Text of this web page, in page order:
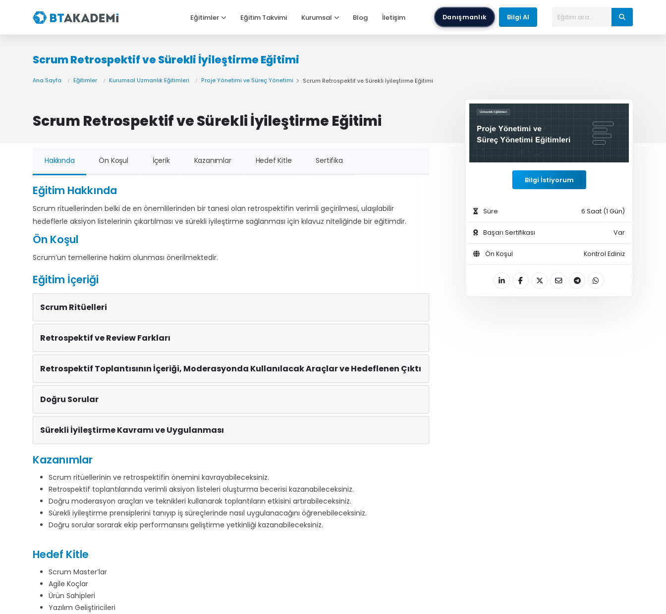
Eğitimler Eğitim Takvimi Kurumsal Blog İletişim Danışmanlık Bilgi Al
Scrum Retrospektif ve Sürekli İyileştirme Eğitimi
Ana Sayfa Eğitimler Kurumsal Uzmanlık Eğitimleri Proje Yönetimi ve Süreç Yönetimi Scrum Retrospektif ve Sürekli İyileştirme Eğitimi
Scrum Retrospektif ve Sürekli İyileştirme Eğitimi
Hakkında Ön Koşul İçerik Kazanımlar Hedef Kitle Sertifika
Eğitim Hakkında
Scrum rituellerinden belki de en önemlilerinden bir tanesi olan retrospektifin verimli geçirilmesi, ulaşılabilir
hedeflerle aksiyon listelerinin çıkartılması ve sürekli iyileştirme sağlanması için kılavuz niteliğinde bir eğitimdir.
Ön Koşul
Scrum’un temellerine hakim olunması önerilmektedir.
Eğitim İçeriği
Scrum Ritüelleri
Retrospektif ve Review Farkları
Retrospektif Toplantısının İçeriği, Moderasyonda Kullanılacak Araçlar ve Hedeflenen Çıktı
Doğru Sorular
Sürekli İyileştirme Kavramı ve Uygulanması
Kazanımlar
Scrum ritüellerinin ve retrospektifin önemini kavrayabileceksiniz.
Retrospektif toplantılarında verimli aksiyon listeleri oluşturma becerisi kazanabileceksiniz.
Doğru moderasyon araçları ve teknikleri kullanarak toplantıların etkisini artırabileceksiniz.
Sürekli iyileştirme prensiplerini tanıyıp iş süreçlerinde nasıl uygulanacağını öğrenebileceksiniz.
Doğru sorular sorarak ekip performansını geliştirme yetkinliği kazanabileceksiniz.
Hedef Kitle
Scrum Master’lar
Agile Koçlar
Ürün Sahipleri
Yazılım Geliştiricileri
Bilgi İstiyorum
Süre 6 Saat (1 Gün)
Başarı Sertifikası Var
Ön Koşul Kontrol Ediniz